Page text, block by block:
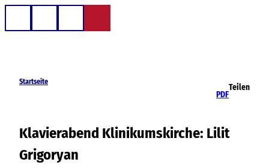
Startseite
PDF
Teilen
Klavierabend Klinikumskirche: Lilit
Grigoryan